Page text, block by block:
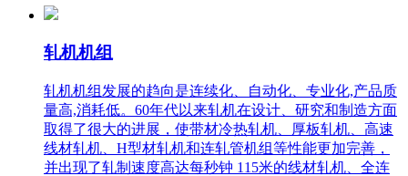
轧机机组
轧机机组发展的趋向是连续化、自动化、专业化,产品质
量高,消耗低。60年代以来轧机在设计、研究和制造方面
取得了很大的进展，使带材冷热轧机、厚板轧机、高速
线材轧机、H型材轧机和连轧管机组等性能更加完善，
并出现了轧制速度高达每秒钟 115米的线材轧机、全连